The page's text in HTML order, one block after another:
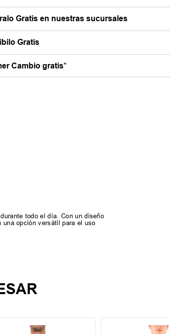
Gratis en nuestras sucursales
Gratis
Cambio gratis*
todo el día. Con un diseño
una opción versátil para el uso